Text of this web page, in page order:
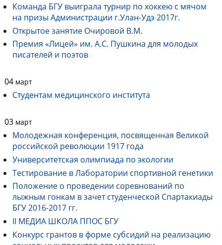
Команда БГУ выиграла турнир по хоккею с мячом
на призы Администрации г.Улан-Удэ 2017г.
Открытое занятие Очировой В.М.
Премия «Лицей» им. А.С. Пушкина для молодых
писателей и поэтов
04 март
Студентам медицинского института
03 март
Молодежная конференция, посвященная Великой
российской революции 1917 года
Университетская олимпиада по экологии
Тестирование в Лаборатории спортивной генетики
Положение о проведении соревнований по
лыжным гонкам в зачет студенческой Спартакиады
БГУ 2016-2017 гг.
II МЕДИА ШКОЛА ППОС БГУ
Конкурс грантов в форме субсидий на реализацию